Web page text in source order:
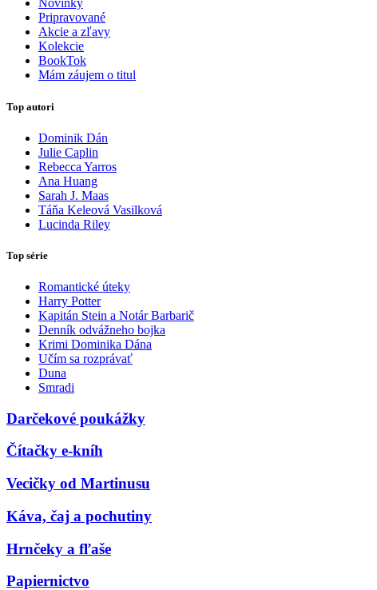
Novinky
Pripravované
Akcie a zľavy
Kolekcie
BookTok
Mám záujem o titul
Top autori
Dominik Dán
Julie Caplin
Rebecca Yarros
Ana Huang
Sarah J. Maas
Táňa Keleová Vasilková
Lucinda Riley
Top série
Romantické úteky
Harry Potter
Kapitán Stein a Notár Barbarič
Denník odvážneho bojka
Krimi Dominika Dána
Učím sa rozprávať
Duna
Smradi
Darčekové poukážky
Čítačky e-kníh
Vecičky od Martinusu
Káva, čaj a pochutiny
Hrnčeky a fľaše
Papiernictvo